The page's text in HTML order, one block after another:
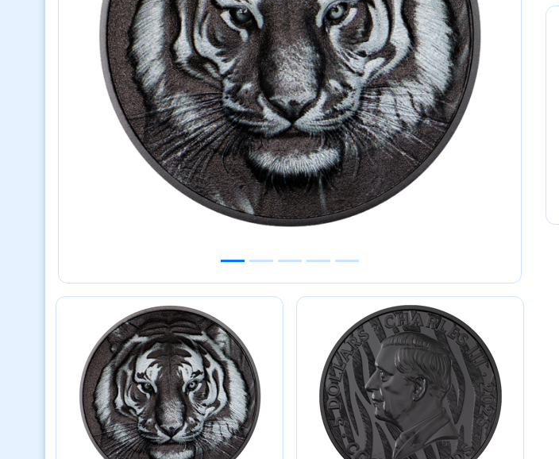
Previous